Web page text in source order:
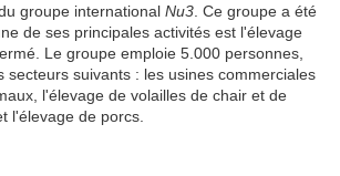
groupe international Nu3 . Ce groupe a été
de ses principales activités est l'élevage
Le groupe emploie 5.000 personnes,
secteurs suivants : les usines commerciales
l'élevage de volailles de chair et de
l'élevage de porcs.